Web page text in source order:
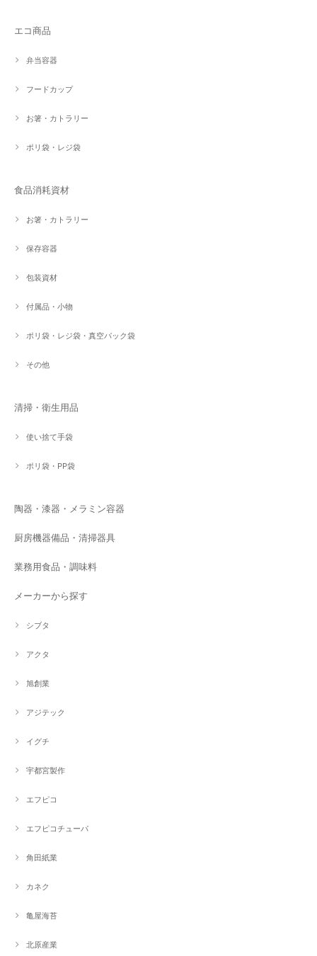
エコ商品
弁当容器
フードカップ
お箸・カトラリー
ポリ袋・レジ袋
食品消耗資材
お箸・カトラリー
保存容器
包装資材
付属品・小物
ポリ袋・レジ袋・真空パック袋
その他
清掃・衛生用品
使い捨て手袋
ポリ袋・PP袋
陶器・漆器・メラミン容器
厨房機器備品・清掃器具
業務用食品・調味料
メーカーから探す
シブタ
アクタ
旭創業
アジテック
イグチ
宇都宮製作
エフピコ
エフピコチューパ
角田紙業
カネク
亀屋海苔
北原産業